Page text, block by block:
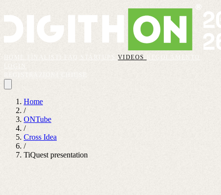
VIDEOS
REGOLAMENTO
Home
/
ONTube
/
Cross Idea
/
TiQuest presentation